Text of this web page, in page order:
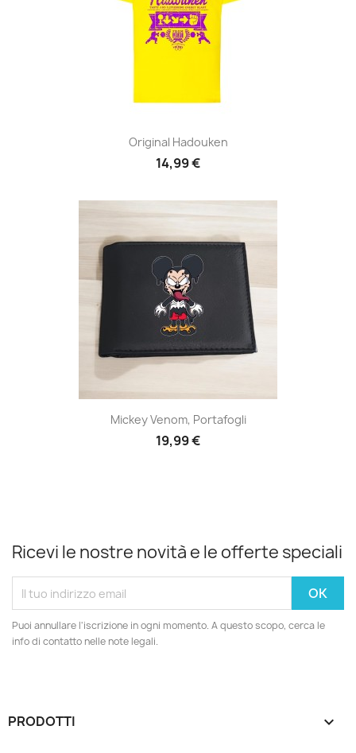
Original Hadouken
14,99 €
Mickey Venom, Portafogli
19,99 €
Ricevi le nostre novità e le offerte speciali
Puoi annullare l'iscrizione in ogni momento. A questo scopo, cerca le
info di contatto nelle note legali.
PRODOTTI 